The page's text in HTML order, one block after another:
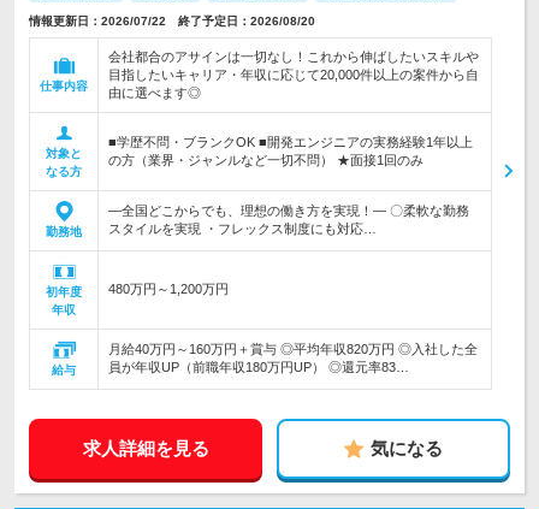
情報更新日：2026/07/22 終了予定日：2026/08/20
仕事内容
会社都合のアサインは一切なし！これから伸ばしたいスキルや
目指したいキャリア・年収に応じて20,000件以上の案件から自
由に選べます◎
対象と
なる方
■学歴不問・ブランクOK ■開発エンジニアの実務経験1年以上
の方（業界・ジャンルなど一切不問） ★面接1回のみ
勤務地
―全国どこからでも、理想の働き方を実現！― 〇柔軟な勤務
スタイルを実現 ・フレックス制度にも対応…
初年度
年収
480万円～1,200万円
給与
月給40万円～160万円＋賞与 ◎平均年収820万円 ◎入社した全
員が年収UP（前職年収180万円UP） ◎還元率83…
求人詳細を見る 気になる